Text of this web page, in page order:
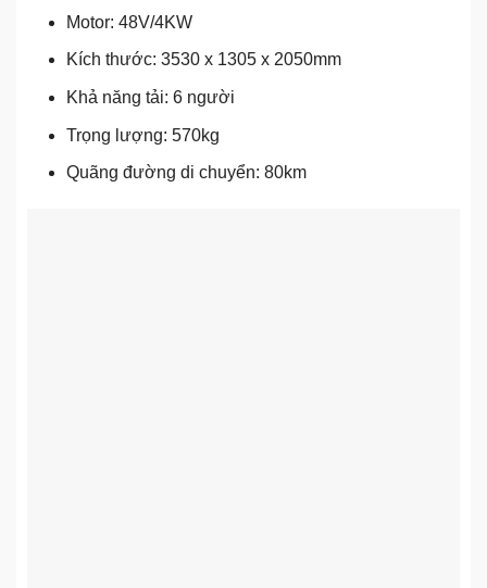
Motor: 48V/4KW
Kích thước: 3530 x 1305 x 2050mm
Khả năng tải: 6 người
Trọng lượng: 570kg
Quãng đường di chuyển: 80km